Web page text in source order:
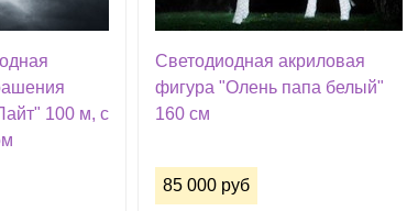
100 м, с
Светодиодная акриловая
фигура "Олень папа белый"
160 см
85 000 руб